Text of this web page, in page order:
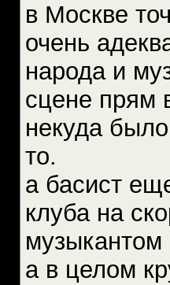
в Москве
очень
народа и
сцене прям
некуда
то.
а басист
клуба на
музыкантом
а в целом